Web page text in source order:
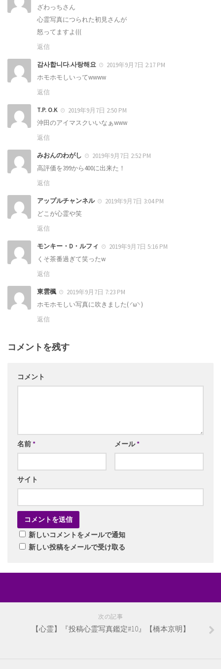
ざわっちさん
心霊写真につられた初見さんが
怒ってますよ(((
返信
감사합니다.사랑해요
2019年9月7日 2:17 PM
ホモホモしいって‪w‪w‪w‪w
返信
T.P. O.K
2019年9月7日 2:50 PM
沖田のアイマスクいいなぁwww
返信
みおんのわがし
2019年9月7日 2:52 PM
高評価を399から400に出来た！
返信
アップルチャンネル
2019年9月7日 3:04 PM
どこが心霊や笑
返信
モンキー・D・ルフィ
2019年9月7日 5:16 PM
くそ茶番過ぎて笑ったw
返信
東雲楓
2019年9月7日 7:23 PM
ホモホモしい写真に吹きました( ◜ω◝ )
返信
コメントを残す
コメント
名前* メール*
サイト
新しいコメントをメールで通知
新しい投稿をメールで受け取る
次の記事
【心霊】『投稿心霊写真鑑定#10』【橋本京明】